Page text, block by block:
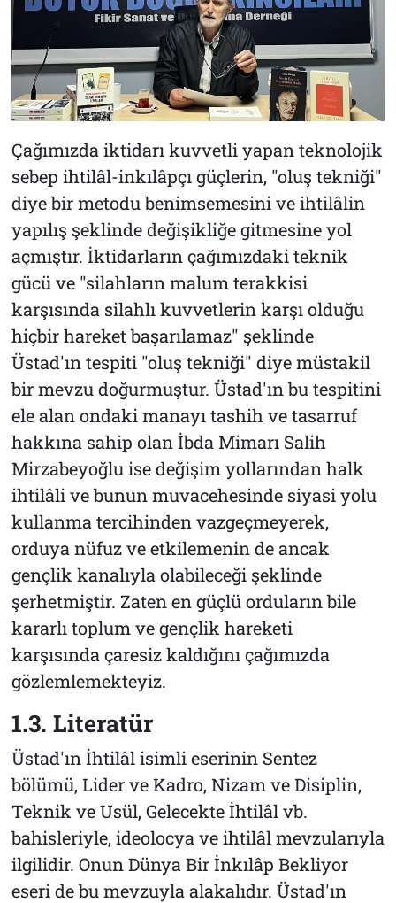
Çağımızda iktidarı kuvvetli yapan teknolojik
sebep ihtilâl-inkılâpçı güçlerin, "oluş tekniği"
diye bir metodu benimsemesini ve ihtilâlin
yapılış şeklinde değişikliğe gitmesine yol
açmıştır. İktidarların çağımızdaki teknik
gücü ve "silahların malum terakkisi
karşısında silahlı kuvvetlerin karşı olduğu
hiçbir hareket başarılamaz" şeklinde
Üstad'ın tespiti "oluş tekniği" diye müstakil
bir mevzu doğurmuştur. Üstad'ın bu tespitini
ele alan ondaki manayı tashih ve tasarruf
hakkına sahip olan İbda Mimarı Salih
Mirzabeyoğlu ise değişim yollarından halk
ihtilâli ve bunun muvacehesinde siyasi yolu
kullanma tercihinden vazgeçmeyerek,
orduya nüfuz ve etkilemenin de ancak
gençlik kanalıyla olabileceği şeklinde
şerhetmiştir. Zaten en güçlü orduların bile
kararlı toplum ve gençlik hareketi
karşısında çaresiz kaldığını çağımızda
gözlemlemekteyiz.
1.3. Literatür
Üstad'ın İhtilâl isimli eserinin Sentez
bölümü, Lider ve Kadro, Nizam ve Disiplin,
Teknik ve Usül, Gelecekte İhtilâl vb.
bahisleriyle, ideolocya ve ihtilâl mevzularıyla
ilgilidir. Onun Dünya Bir İnkılâp Bekliyor
eseri de bu mevzuyla alakalıdır. Üstad'ın